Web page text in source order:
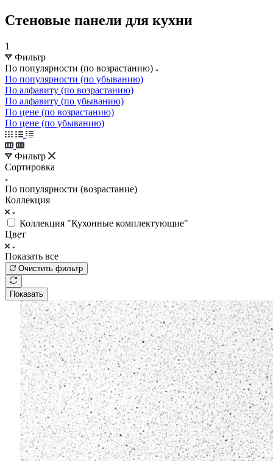
Стеновые панели для кухни
1
Фильтр
По популярности (по возрастанию)
По популярности (по убыванию)
По алфавиту (по возрастанию)
По алфавиту (по убыванию)
По цене (по возрастанию)
По цене (по убыванию)
Фильтр
Сортировка
По популярности (возрастание)
Коллекция
Коллекция "Кухонные комплектующие"
Цвет
Показать все
Очистить фильтр
Показать